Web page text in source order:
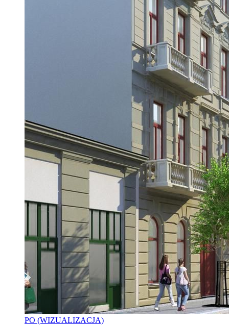
PO (WIZUALIZACJA)